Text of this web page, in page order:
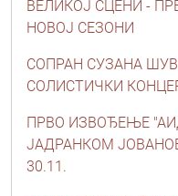
ВЕЛИКОЈ СЦЕНИ -
НОВОЈ СЕЗОНИ
СОПРАН СУЗАНА
СОЛИСТИЧКИ
ПРВО ИЗВОЂЕЊЕ
ЈАДРАНКОМ
30.11.